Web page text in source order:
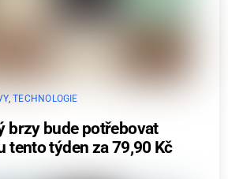
,TECHNOLOGIE
brzy bude potřebovat
tento týden za 79,90 Kč